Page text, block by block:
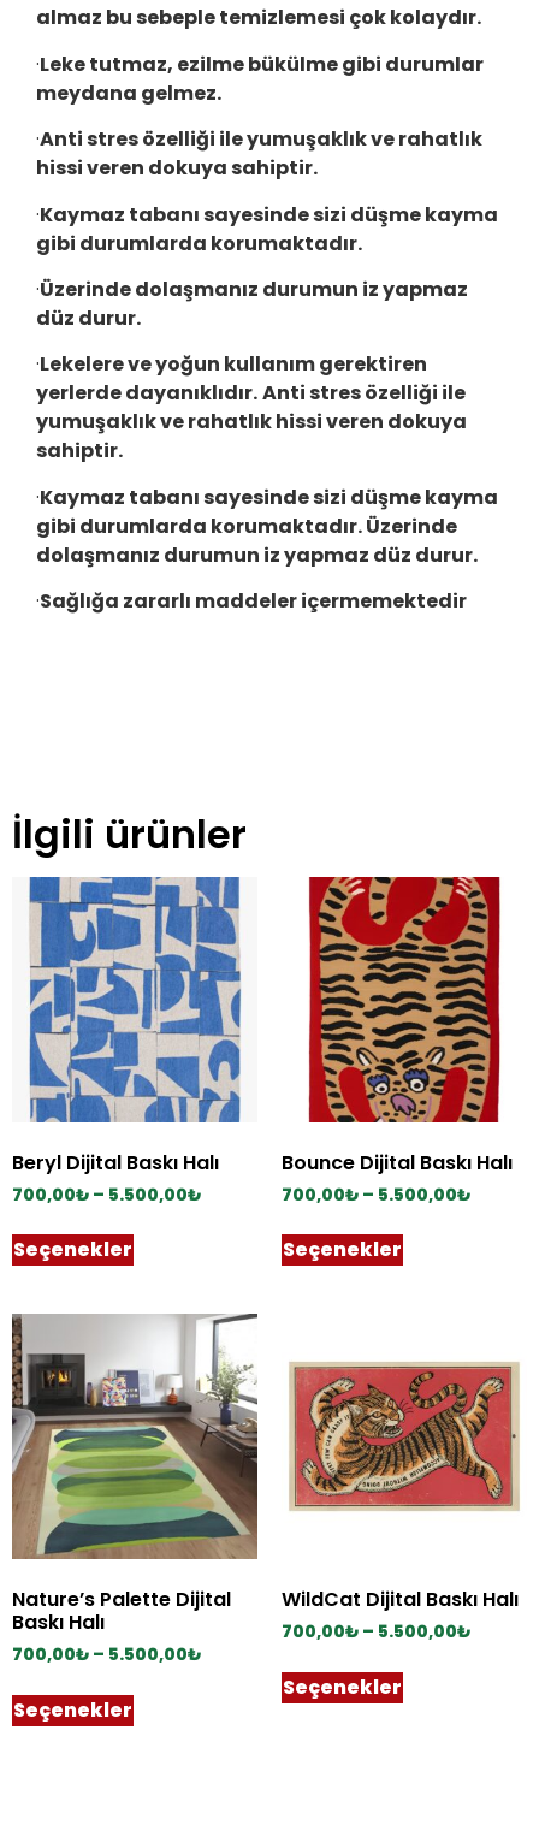
almaz bu sebeple temizlemesi çok kolaydır.
·Leke tutmaz, ezilme bükülme gibi durumlar
meydana gelmez.
·Anti stres özelliği ile yumuşaklık ve rahatlık
hissi veren dokuya sahiptir.
·Kaymaz tabanı sayesinde sizi düşme kayma
gibi durumlarda korumaktadır.
·Üzerinde dolaşmanız durumun iz yapmaz
düz durur.
·Lekelere ve yoğun kullanım gerektiren
yerlerde dayanıklıdır.Anti stres özelliği ile
yumuşaklık ve rahatlık hissi veren dokuya
sahiptir.
·Kaymaz tabanı sayesinde sizi düşme kayma
gibi durumlarda korumaktadır. Üzerinde
dolaşmanız durumun iz yapmaz düz durur.
·Sağlığa zararlı maddeler içermemektedir
İlgili ürünler
Beryl Dijital Baskı Halı
700,00₺ – 5.500,00₺
Seçenekler
Bounce Dijital Baskı Halı
700,00₺ – 5.500,00₺
Seçenekler
Nature’s Palette Dijital
Baskı Halı
700,00₺ – 5.500,00₺
Seçenekler
WildCat Dijital Baskı Halı
700,00₺ – 5.500,00₺
Seçenekler